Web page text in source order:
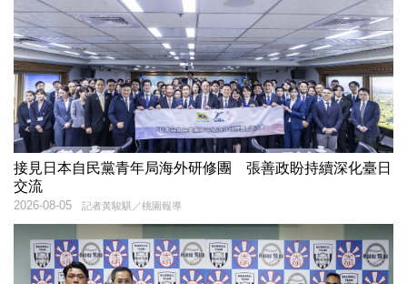
接見日本自民黨青年局海外研修團 張善政盼持續深化臺日
交流
記者黃駿騏／桃園報導
2026-08-05